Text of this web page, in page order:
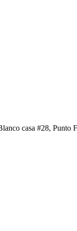
casa #28, Punto